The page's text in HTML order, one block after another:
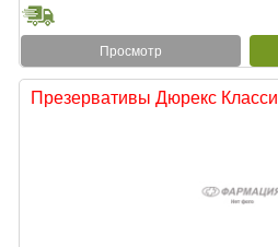
Просмотр
Презервативы Дюрекс